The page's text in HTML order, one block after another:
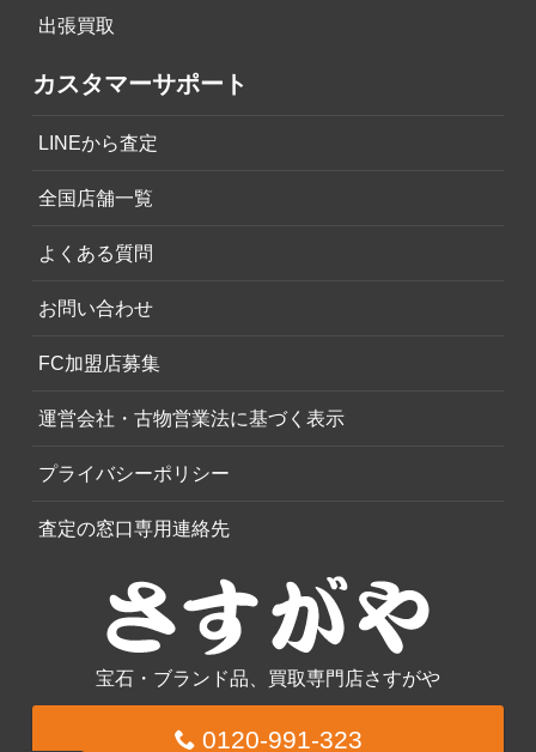
出張買取
カスタマーサポート
LINEから査定
全国店舗一覧
よくある質問
お問い合わせ
FC加盟店募集
運営会社・古物営業法に基づく表示
プライバシーポリシー
査定の窓口専用連絡先
宝石・ブランド品、買取専門店さすがや
0120-991-323